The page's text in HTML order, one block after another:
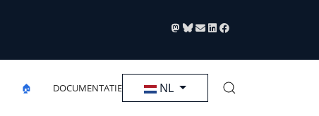
🏠 DOCUMENTATIESelecteer de taal
NL